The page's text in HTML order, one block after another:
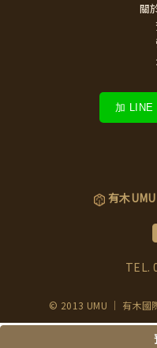
關
加 LINE
有木
TEL.
© 2013 UMU ｜ 有木國